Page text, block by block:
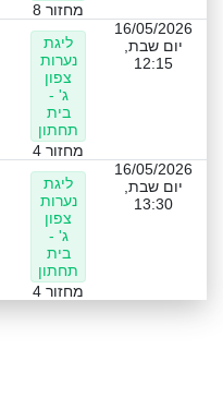
מחזור 8
16/05/2026
יום שבת,
12:15
ליגת
נערות
צפון
ג' -
בית
תחתון
מחזור 4
16/05/2026
יום שבת,
13:30
ליגת
נערות
צפון
ג' -
בית
תחתון
מחזור 4